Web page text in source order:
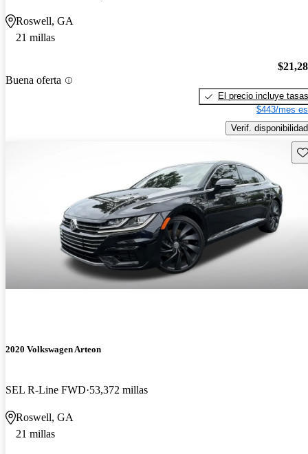
Roswell, GA
21 millas
Buena oferta
El precio incluye tasas
$443/mes
Verif. disponibilidad
2020 Volkswagen Arteon
SEL R-Line FWD 53,372 millas
Roswell, GA
21 millas